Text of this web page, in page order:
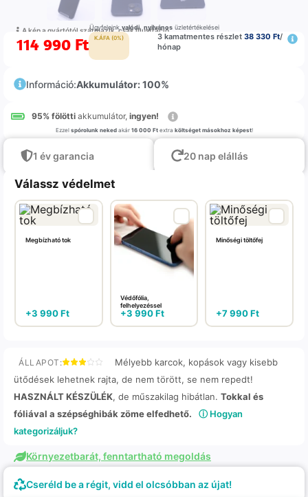
A kép a gyártótól származik, csak illustráció
Ügyfeleinkvalódi,nyilvánosüzletértékelései
114 990 Ft K.ÁFA (0%) 3 kamatmentes részlet 38 330 Ft/
hónap
Információ:Akkumulátor: 100%
95% fölötti akkumulátor, ingyen!
Ezzel spórolunk nekedakár 16 000 Ftextra költséget másokhoz képest!
1 év garancia 20 nap elállás
Válassz védelmet
Megbízható tok
+3 990Ft
Védőfólia,
felhelyezéssel
+3 990Ft
Minőségi töltőfej
+7 990Ft
ÁLLAPOT:
Mélyebb karcok, kopások vagy kisebb
ütődések lehetnek rajta, de nem törött, se nem repedt!
HASZNÁLT KÉSZÜLÉK, de műszakilag hibátlan. Tokkal és
fóliával a szépséghibák zöme elfedhető.
ⓘ Hogyan
kategorizáljuk?
Környezetbarát, fenntartható megoldás
Cseréld be a régit, vidd el olcsóbban az újat!